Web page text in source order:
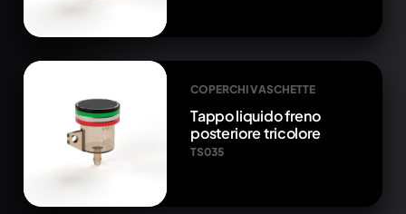
COPERCHI VASCHETTE
Tappo liquido freno
posteriore tricolore
TS035